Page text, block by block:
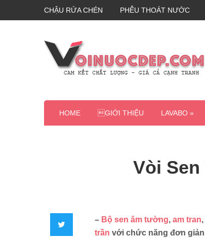
CHẬU RỬA CHÉN PHỄU THOÁT NƯỚC
HOME GIỚI THIỆU LAVABO »
Vòi Sen
– Bộ sen âm tường, am tran,
trần với chức năng đơn